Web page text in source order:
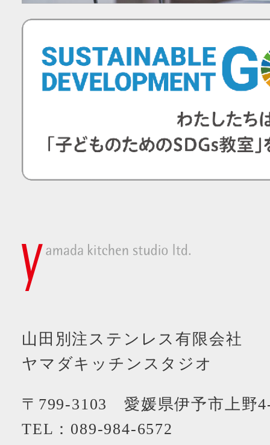
山田別注ステンレス有限会社
ヤマダキッチンスタジオ
〒799-3103 愛媛県伊予市上野
TEL： 089-984-6572